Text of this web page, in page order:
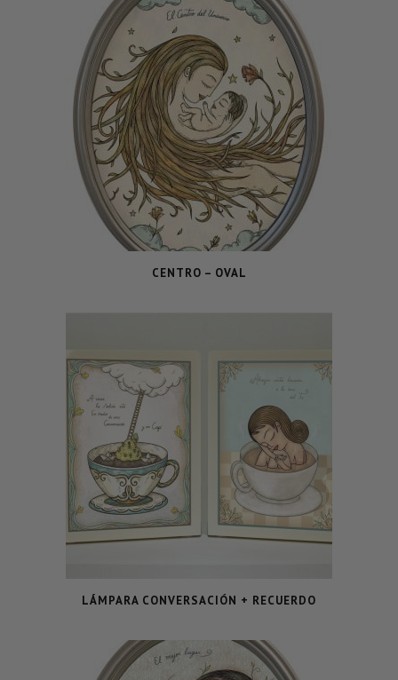
CENTRO – OVAL
LÁMPARA CONVERSACIÓN + RECUERDO